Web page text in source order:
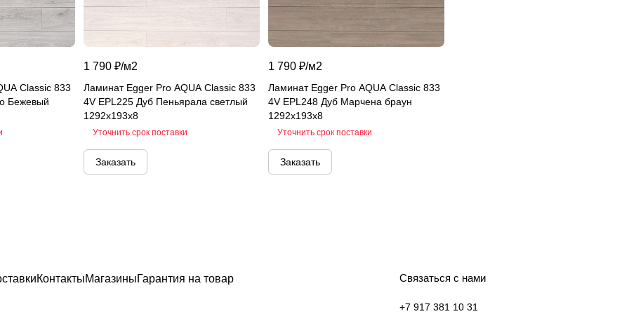
Classic 833
Бежевый
1 790 ₽/м2
Ламинат Egger Pro AQUA Classic 833
4V EPL225 Дуб Пеньярала светлый
1292x193x8
Уточнить срок поставки
Заказать
1 790 ₽/м2
Ламинат Egger Pro AQUA Classic 833
4V EPL248 Дуб Марчена браун
1292x193x8
Уточнить срок поставки
Заказать
КонтактыМагазиныГарантия на товар Связаться с нами
+7 917 381 10 31